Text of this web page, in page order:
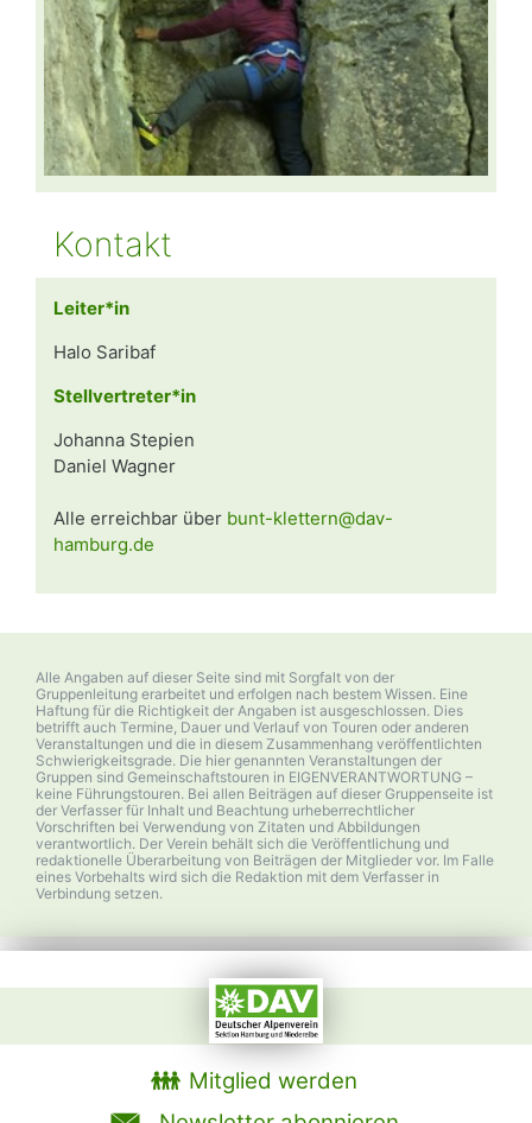
Kontakt
Leiter*in
Halo Saribaf
Stellvertreter*in
Johanna Stepien
Daniel Wagner
Alle erreichbar über bunt-klettern@dav-
hamburg.de
Alle Angaben auf dieser Seite sind mit Sorgfalt von der
Gruppenleitung erarbeitet und erfolgen nach bestem Wissen. Eine
Haftung für die Richtigkeit der Angaben ist ausgeschlossen. Dies
betrifft auch Termine, Dauer und Verlauf von Touren oder anderen
Veranstaltungen und die in diesem Zusammenhang veröffentlichten
Schwierigkeitsgrade. Die hier genannten Veranstaltungen der
Gruppen sind Gemeinschaftstouren in EIGENVERANTWORTUNG –
keine Führungstouren. Bei allen Beiträgen auf dieser Gruppenseite ist
der Verfasser für Inhalt und Beachtung urheberrechtlicher
Vorschriften bei Verwendung von Zitaten und Abbildungen
verantwortlich. Der Verein behält sich die Veröffentlichung und
redaktionelle Überarbeitung von Beiträgen der Mitglieder vor. Im Falle
eines Vorbehalts wird sich die Redaktion mit dem Verfasser in
Verbindung setzen.
Mitglied werden